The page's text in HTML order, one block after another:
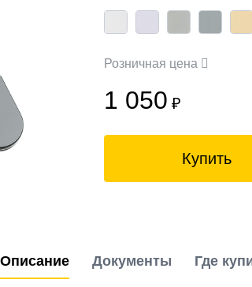
Розничная цена
1 050 ₽
Купить
Описание Документы Где